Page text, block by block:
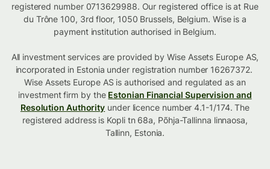
registered number 0713629988. Our registered office is at Rue
du Trône 100, 3rd floor, 1050 Brussels, Belgium. Wise is a
payment institution authorised in Belgium.
All investment services are provided by Wise Assets Europe AS,
incorporated in Estonia under registration number 16267372.
Wise Assets Europe AS is authorised and regulated as an
investment firm by the Estonian Financial Supervision and
Resolution Authority under licence number 4.1-1/174. The
registered address is Kopli tn 68a, Põhja-Tallinna linnaosa,
Tallinn, Estonia.